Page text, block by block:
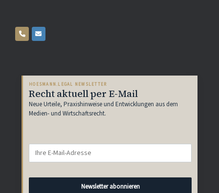
HOESMANN.LEGAL NEWSLETTER
Recht aktuell per E-Mail
Neue Urteile, Praxishinweise und Entwicklungen aus dem
Medien- und Wirtschaftsrecht.
Newsletter abonnieren